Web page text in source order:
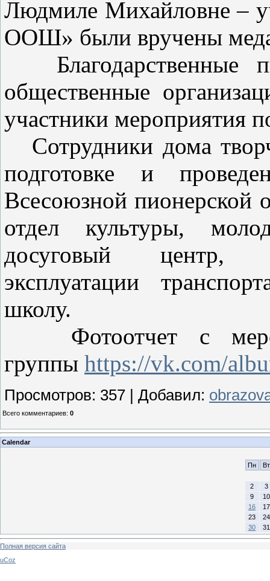
Людмиле Михайловне –
ООШ» были вручены
Благодарственные
общественные
участники мероприятия
Сотрудники дома
подготовке и
Всесоюзной пионерской
отдел культуры,
досуговый центр,
эксплуатации
школу.
Фотоотчет с
группы https://vk.com/
Просмотров: 357 | Добавил:
Всего комментариев: 0
Calendar
Пн Вт
2
3
9
10
16
17
23
24
30
31
Полная версия сайта
uCoz